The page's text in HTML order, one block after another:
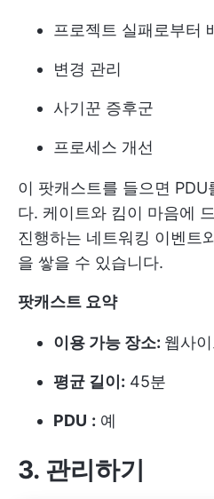
프로젝트 실패로부터
변경 관리
사기꾼 증후군
프로세스 개선
이 팟캐스트를 들으면 PDU
다. 케이트와 킴이 마음에
진행하는 네트워킹 이벤트
을 쌓을 수 있습니다.
팟캐스트 요약
이용 가능 장소: 웹사
평균 길이: 45분
PDU : 예
3. 관리하기